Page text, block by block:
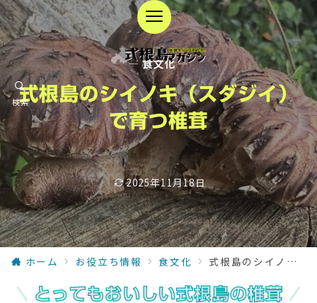
検索
— 食文化 —
式根島のシイノキ（スダジイ）
で育つ椎茸
2025年11月18日
ホーム お役立ち情報 食文化 式根島のシイノキ（スダジイ）で育つ椎茸
とってもおいしい式根島の椎茸